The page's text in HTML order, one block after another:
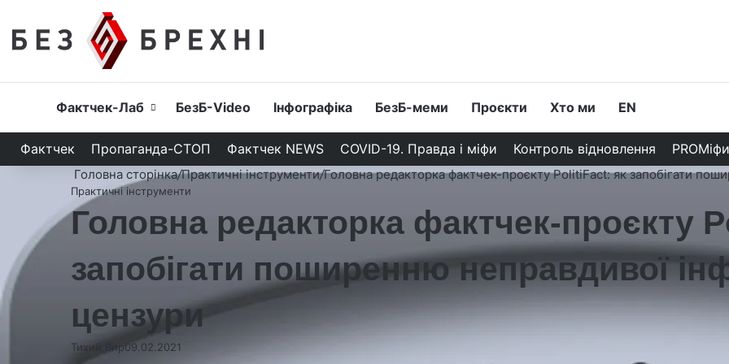
Головна
Фактчек-Лаб БезБ-Video Інфографіка БезБ-меми Проєкти Хто ми EN
Фактчек Пропаганда-СТОП Фактчек NEWS COVID-19. Правда і міфи Контроль відновлення PROМіфи
Головна сторінка/Практичні інструменти/Головна редакторка фактчек-проєкту PolitiFact: як запобігати
Практичні інструменти
Головна редакторка фактчек-проєкту
запобігати поширенню неправдивої
цензури
Тихий Вир09.02.2021